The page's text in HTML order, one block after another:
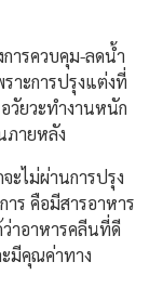
รควบคุม-ลดน้ำ
าะการปรุงแต่งที่
วัยวะทำงานหนัก
ภายหลัง
ไม่ผ่านการปรุง
ร คือมีสารอาหาร
าอาหารคลีนที่ดี
มีคุณค่าทาง